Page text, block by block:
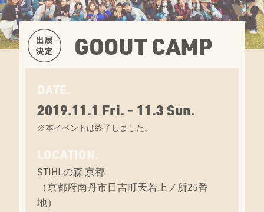
GOOUT CAMP
DATE.
2019.11.1 Fri. - 11.3 Sun.
※本イベントは終了しました。
LOCATION.
STIHLの森 京都
（京都府南丹市日吉町天若上ノ所25番
地）